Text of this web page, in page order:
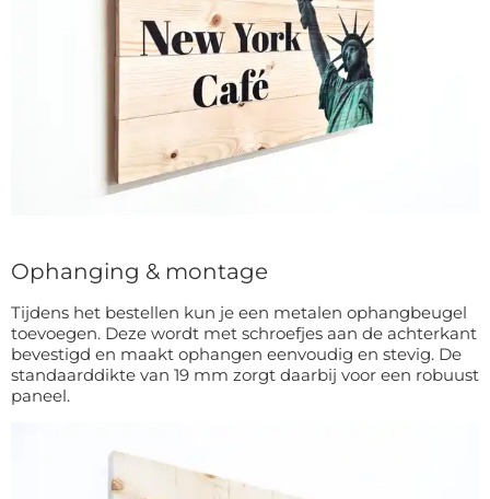
Ophanging & montage
Tijdens het bestellen kun je een metalen ophangbeugel
toevoegen. Deze wordt met schroefjes aan de achterkant
bevestigd en maakt ophangen eenvoudig en stevig. De
standaarddikte van 19 mm zorgt daarbij voor een robuust
paneel.